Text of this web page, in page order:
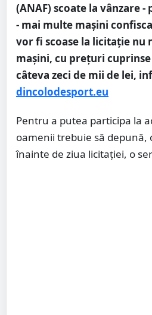
(ANAF) scoate la vânzare
- mai multe maşini
vor fi scoase la licitație nu
mașini, cu prețuri
câteva zeci de mii de lei,
dincolodesport.eu
Pentru a putea participa la
oamenii trebuie să depună,
înainte de ziua licitaţiei, o